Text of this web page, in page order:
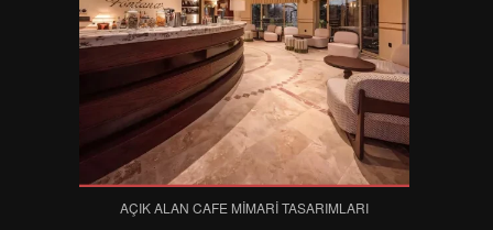
AÇIK ALAN CAFE MIMARI TASARIMLARI